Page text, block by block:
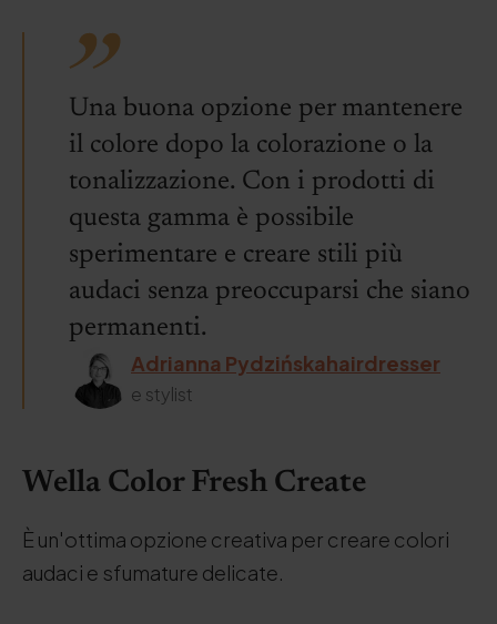
Una buona opzione per mantenere
il colore dopo la colorazione o la
tonalizzazione. Con i prodotti di
questa gamma è possibile
sperimentare e creare stili più
audaci senza preoccuparsi che siano
permanenti.
Adrianna Pydzińskahairdresser
e stylist
Wella Color Fresh Create
È un'ottima opzione creativa per creare colori
audaci e sfumature delicate.